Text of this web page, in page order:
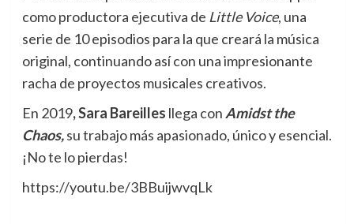
como productora ejecutiva de Little Voice, una
serie de 10 episodios para la que creará la música
original, continuando así con una impresionante
racha de proyectos musicales creativos.
En 2019, Sara Bareilles llega con Amidst the
Chaos,su trabajo más apasionado, único y esencial.
¡No te lo pierdas!
https://youtu.be/3BBuijwvqLk